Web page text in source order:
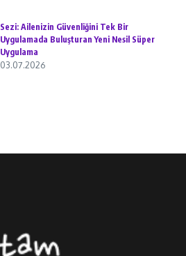
Sezi: Ailenizin Güvenliğini Tek Bir
Uygulamada Buluşturan Yeni Nesil Süper
Uygulama
03.07.2026